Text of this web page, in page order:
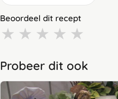
Beoordeel dit recept
★ ★ ★ ★ ★
Probeer dit ook